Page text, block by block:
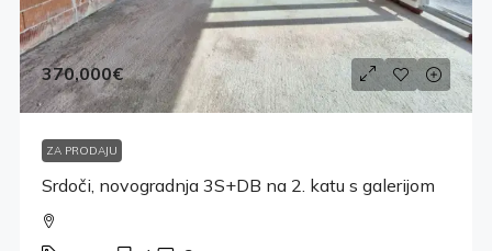
370,000€
ZA PRODAJU
Srdoči, novogradnja 3S+DB na 2. katu s galerijom